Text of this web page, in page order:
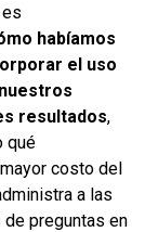
habíamos
el uso
resultados,
qué
costo del
a las
preguntas en